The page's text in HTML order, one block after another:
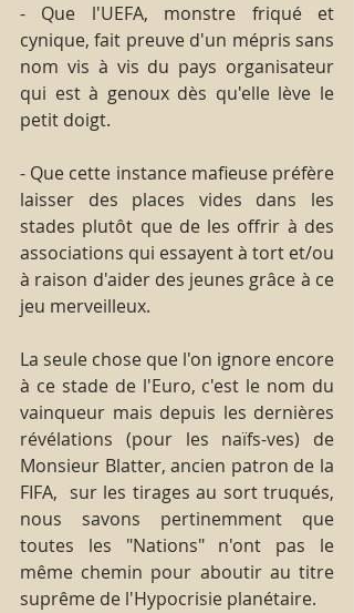
- Que l'UEFA, monstre friqué et
cynique, fait preuve d'un mépris sans
nom vis à vis du pays organisateur
qui est à genoux dès qu'elle lève le
petit doigt.
- Que cette instance mafieuse préfère
laisser des places vides dans les
stades plutôt que de les offrir à des
associations qui essayent à tort et/ou
à raison d'aider des jeunes grâce à ce
jeu merveilleux.
La seule chose que l'on ignore encore
à ce stade de l'Euro, c'est le nom du
vainqueur mais depuis les dernières
révélations (pour les naïfs-ves) de
Monsieur Blatter, ancien patron de la
FIFA,  sur les tirages au sort truqués,
nous savons pertinemment que
toutes les "Nations" n'ont pas le
même chemin pour aboutir au titre
suprême de l'Hypocrisie planétaire.